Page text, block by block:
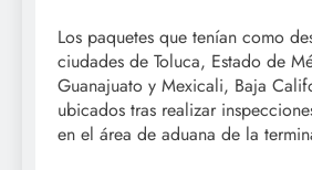
Los paquetes que tenían como
ciudades de Toluca, Estado de
Guanajuato y Mexicali, Baja
ubicados tras realizar
en el área de aduana de la